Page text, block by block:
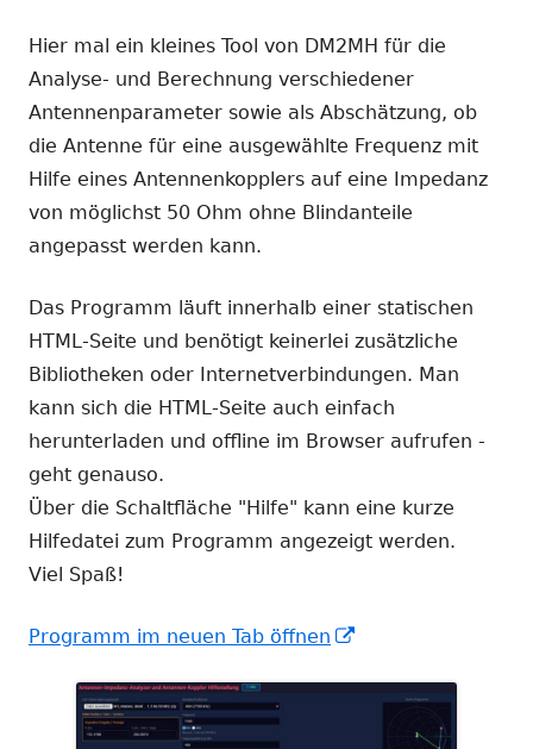
Hier mal ein kleines Tool von DM2MH für die
Analyse- und Berechnung verschiedener
Antennenparameter sowie als Abschätzung, ob
die Antenne für eine ausgewählte Frequenz mit
Hilfe eines Antennenkopplers auf eine Impedanz
von möglichst 50 Ohm ohne Blindanteile
angepasst werden kann.
Das Programm läuft innerhalb einer statischen
HTML-Seite und benötigt keinerlei zusätzliche
Bibliotheken oder Internetverbindungen. Man
kann sich die HTML-Seite auch einfach
herunterladen und offline im Browser aufrufen -
geht genauso.
Über die Schaltfläche "Hilfe" kann eine kurze
Hilfedatei zum Programm angezeigt werden.
Viel Spaß!
Programm im neuen Tab öffnen
Fenster
öffnen